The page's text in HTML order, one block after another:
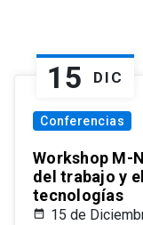
15 DIC
Conferencias
Workshop M-
del trabajo y
tecnologías
15 de